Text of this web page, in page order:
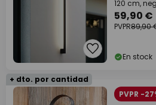
120 cm,
59,90 €
PVPR89,90
En stock
+ dto. por cantidad
PVPR -